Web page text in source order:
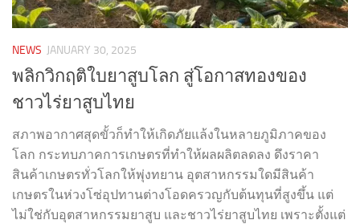
NEWS JANUARY 30, 2025
พลิกวิกฤติใบยาสูบโลก สู่โอกาสทองของ
ชาวไร่ยาสูบไทย
สภาพอากาศสุดขั้วก็ทำให้เกิดภัยแล้งในหลายภูมิภาคของ
โลก กระทบภาคการเกษตรที่ทำให้ผลผลิตลดลง ดึงราคา
สินค้าเกษตรทั่วโลกให้พุ่งทยาน อุตสาหกรรมใดมีสินค้า
เกษตรในห่วงโซ่อุปทานต่างโอดครวญกับต้นทุนที่สูงขึ้น แต่
ไม่ใช่กับอุตสาหกรรมยาสูบ และชาวไร่ยาสูบไทย เพราะตั้งแต่